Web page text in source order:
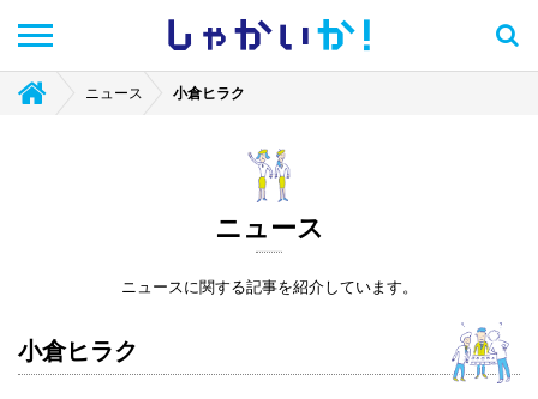
しゃかい か！
ニュース 小倉ヒラク
ニュース
ニュースに関する記事を紹介しています。
小倉ヒラク